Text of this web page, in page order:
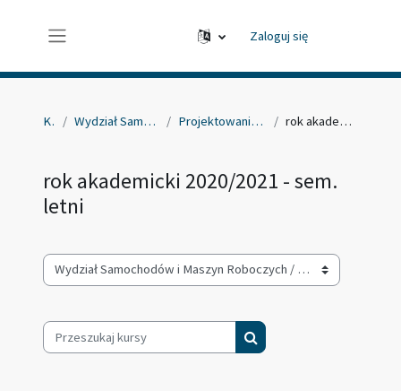
Zaloguj się
Kursy Wydział Samochodów i Maszyn Roboczych Projektowanie systemów mechatronicznych rok akademicki 2020/2021 - sem. letni
rok akademicki 2020/2021 - sem.
letni
Kategorie kursów
Przeszukaj kursy
Przeszukaj kursy